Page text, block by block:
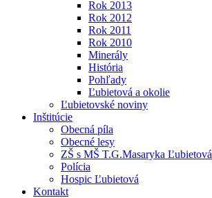
Rok 2013
Rok 2012
Rok 2011
Rok 2010
Minerály
História
Pohľady
Ľubietová a okolie
Ľubietovské noviny
Inštitúcie
Obecná píla
Obecné lesy
ZŠ s MŠ T.G.Masaryka Ľubietová
Polícia
Hospic Ľubietová
Kontakt